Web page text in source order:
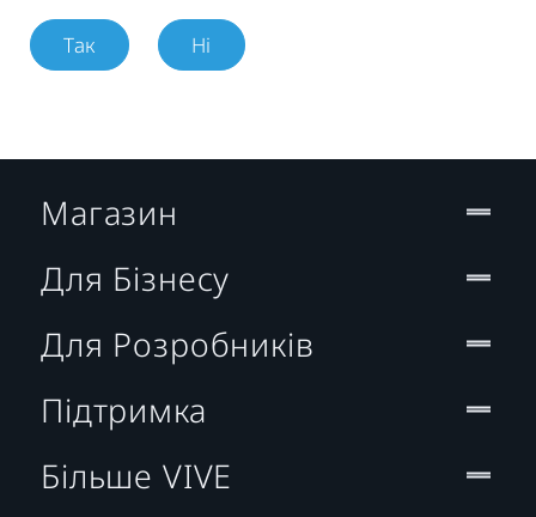
Так Ні
Магазин
Для Бізнесу
Для Розробників
Підтримка
Більше VIVE